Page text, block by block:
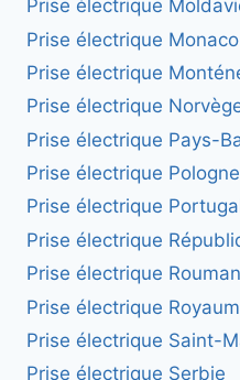
Prise électrique
Prise électrique Monaco
Prise électrique
Prise électrique
Prise électrique Pays-
Prise électrique Pologne
Prise électrique
Prise électrique
Prise électrique
Prise électrique
Prise électrique Saint-
Prise électrique Serbie